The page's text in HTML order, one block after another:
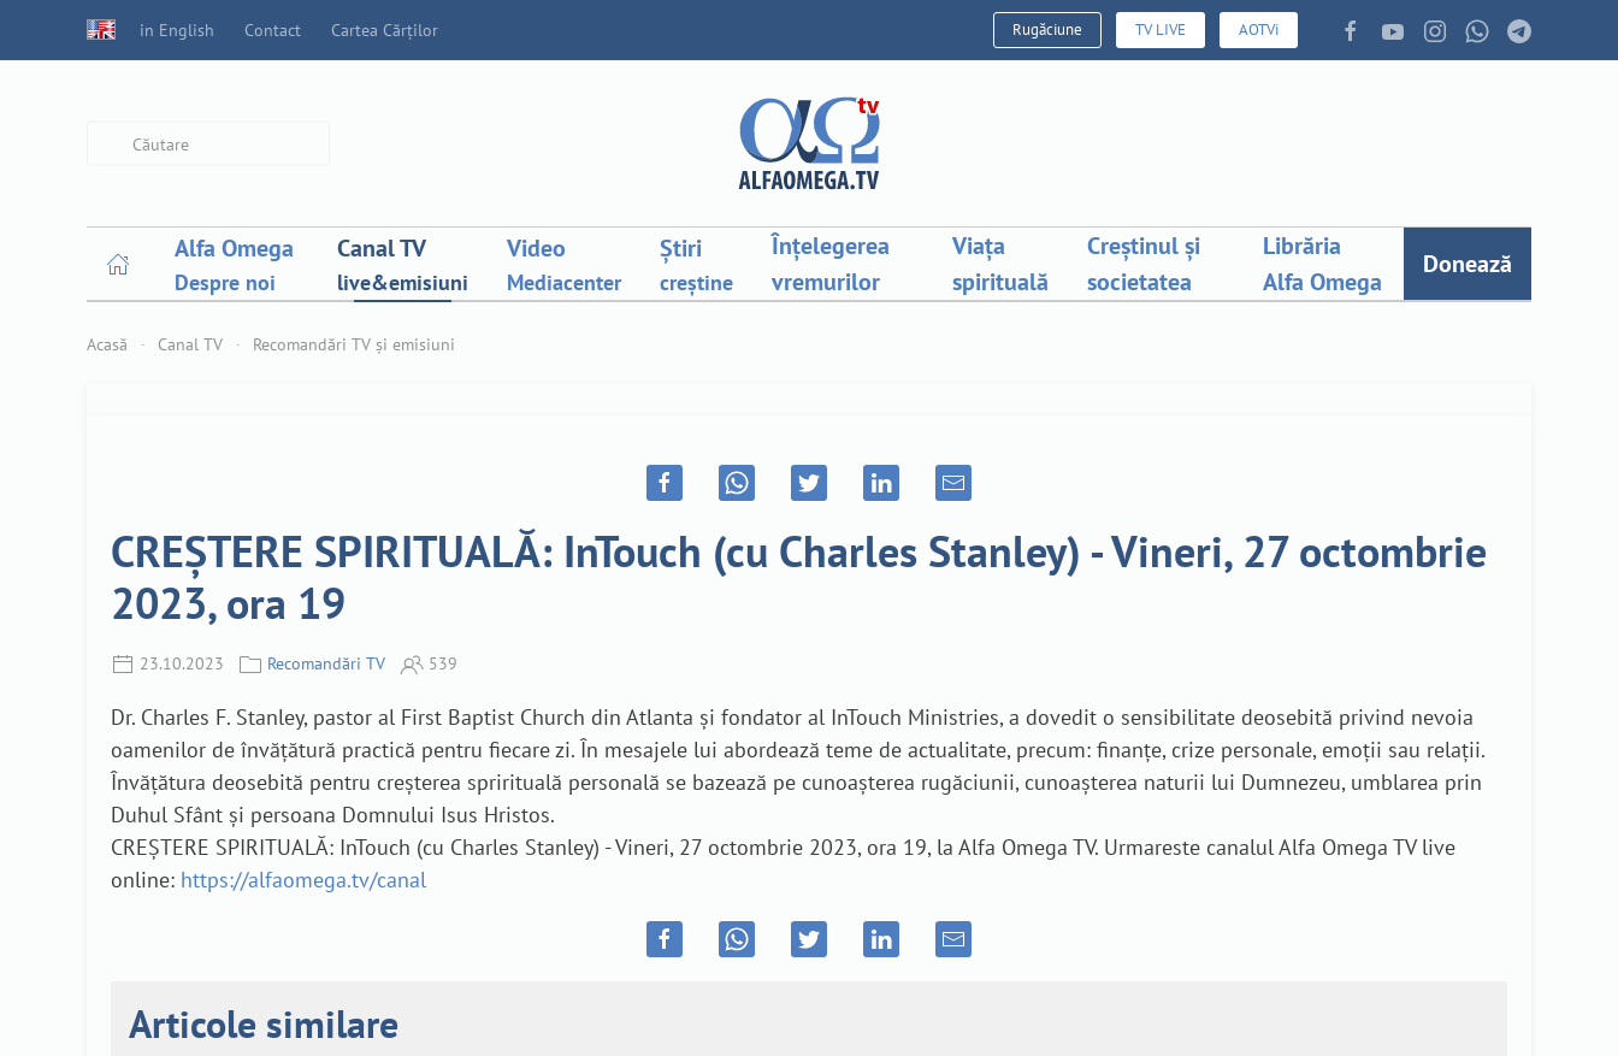
in English Contact Cartea Cărților Rugăciune TV LIVE AOTVi
Alfa Omega
Despre noi
Canal TV
live&emisiuni
Video
Mediacenter
Știri
creștine
Înțelegerea
vremurilor
Viața
spirituală
Creștinul și
societatea
Librăria
Alfa Omega
Donează
Acasă Canal TV Recomandări TV și emisiuni
CREȘTERE SPIRITUALĂ: InTouch (cu Charles Stanley) - Vineri, 27 octombrie
2023, ora 19
23.10.2023 Recomandări TV 539
Dr. Charles F. Stanley, pastor al First Baptist Church din Atlanta și fondator al InTouch Ministries, a dovedit o sensibilitate deosebită privind nevoia
oamenilor de învățătură practică pentru fiecare zi. În mesajele lui abordează teme de actualitate, precum: finanțe, crize personale, emoții sau relații.
Învățătura deosebită pentru creșterea sprirituală personală se bazează pe cunoașterea rugăciunii, cunoașterea naturii lui Dumnezeu, umblarea prin
Duhul Sfânt și persoana Domnului Isus Hristos.
CREȘTERE SPIRITUALĂ: InTouch (cu Charles Stanley) - Vineri, 27 octombrie 2023, ora 19, la Alfa Omega TV. Urmareste canalul Alfa Omega TV live
online: https://alfaomega.tv/canal
Articole similare